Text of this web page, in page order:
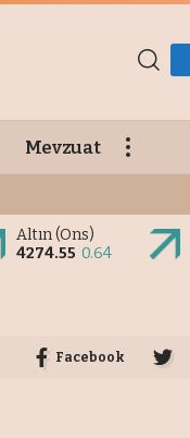
Mevzuat
Altın (Ons)
4274.55 0.64
Facebook